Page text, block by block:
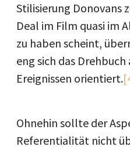
Stilisierung Donovans
Deal im Film quasi im
zu haben scheint,
eng sich das
Ereignissen orientiert.
Ohnehin sollte der
Referentialität nicht